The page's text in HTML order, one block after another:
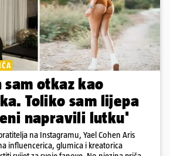
sam otkaz kao
Toliko sam lijepa
napravili lutku'
na Instagramu, Yael Cohen Aris
influencerica, glumica i kreatorica